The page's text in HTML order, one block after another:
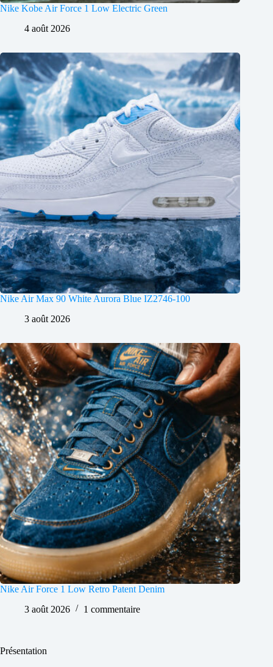
Nike Kobe Air Force 1 Low Electric Green
4 août 2026
Nike Air Max 90 White Aurora Blue IZ2746-100
3 août 2026
Nike Air Force 1 Low Retro Patent Denim
3 août 2026
1 commentaire
Présentation